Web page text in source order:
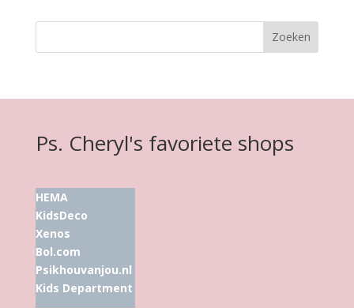
Ps. Cheryl's favoriete shops
HEMA
KidsDeco
Xenos
Bol.com
Psikhouvanjou.nl
Kids Department